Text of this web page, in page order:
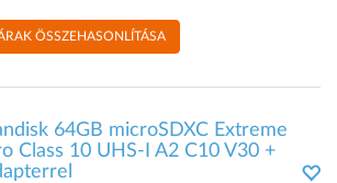
ÖSSZEHASONLÍTÁSA
64GB microSDXC Extreme
Class 10 UHS-I A2 C10 V30 +